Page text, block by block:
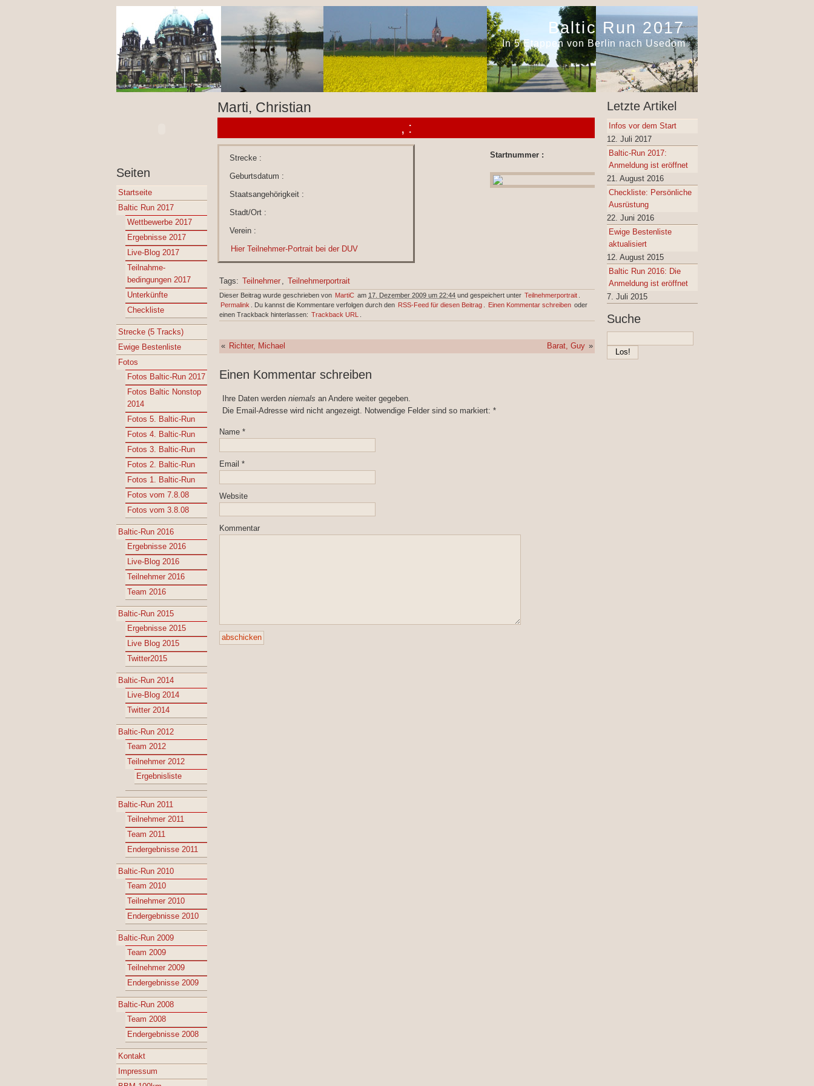
Baltic Run 2017
In 5 Etappen von Berlin nach Usedom
Seiten
Startseite
Baltic Run 2017
Wettbewerbe 2017
Ergebnisse 2017
Live-Blog 2017
Teilnahme-
bedingungen 2017
Unterkünfte
Checkliste
Strecke (5 Tracks)
Ewige Bestenliste
Fotos
Fotos Baltic-Run 2017
Fotos Baltic Nonstop
2014
Fotos 5. Baltic-Run
Fotos 4. Baltic-Run
Fotos 3. Baltic-Run
Fotos 2. Baltic-Run
Fotos 1. Baltic-Run
Fotos vom 7.8.08
Fotos vom 3.8.08
Baltic-Run 2016
Ergebnisse 2016
Live-Blog 2016
Teilnehmer 2016
Team 2016
Baltic-Run 2015
Ergebnisse 2015
Live Blog 2015
Twitter2015
Baltic-Run 2014
Live-Blog 2014
Twitter 2014
Baltic-Run 2012
Team 2012
Teilnehmer 2012
Ergebnisliste
Baltic-Run 2011
Teilnehmer 2011
Team 2011
Endergebnisse 2011
Baltic-Run 2010
Team 2010
Teilnehmer 2010
Endergebnisse 2010
Baltic-Run 2009
Team 2009
Teilnehmer 2009
Endergebnisse 2009
Baltic-Run 2008
Team 2008
Endergebnisse 2008
Kontakt
Impressum
Marti, Christian
, :
Strecke :
Geburtsdatum :
Staatsangehörigkeit :
Stadt/Ort :
Verein :
Hier Teilnehmer-Portrait bei der DUV
Startnummer :
Tags: Teilnehmer , Teilnehmerportrait
Dieser Beitrag wurde geschrieben von MartiC am 17. Dezember 2009 um 22:44 und gespeichert unter Teilnehmerportrait
Permalink
. Du kannst die Kommentare verfolgen durch den RSS-Feed für diesen Beitrag Einen Kommentar schreiben oder
einen Trackback hinterlassen: Trackback URL
« Richter, Michael Barat, Guy »
Einen Kommentar schreiben
Ihre Daten werden niemals an Andere weiter gegeben.
Die Email-Adresse wird nicht angezeigt. Notwendige Felder sind so markiert: *
Name *
Email *
Website
Kommentar
Letzte Artikel
Infos vor dem Start
12. Juli 2017
Baltic-Run 2017:
Anmeldung ist eröffnet
21. August 2016
Checkliste: Persönliche
Ausrüstung
22. Juni 2016
Ewige Bestenliste
aktualisiert
12. August 2015
Baltic Run 2016: Die
Anmeldung ist eröffnet
7. Juli 2015
Suche